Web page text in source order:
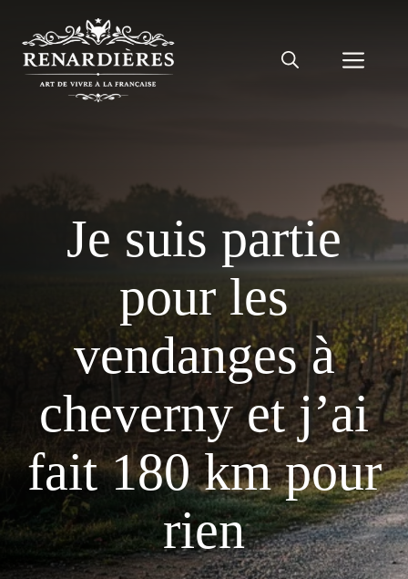
contenu
Je suis partie
pour les
vendanges à
cheverny et j’ai
fait 180 km pour
rien